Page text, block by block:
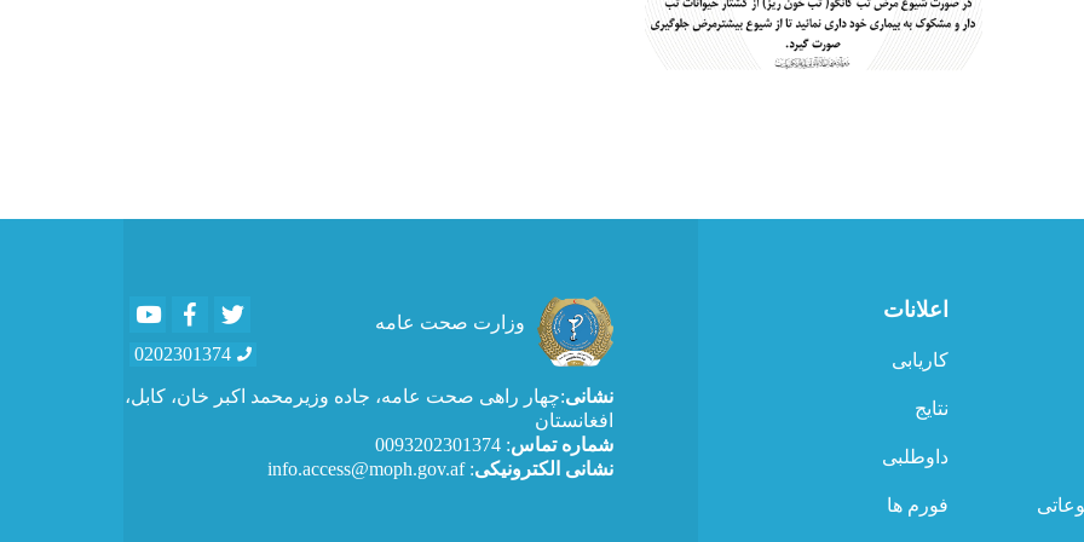
اعلانات
کاریابی
نتایج
داوطلبی
فورم ها
وزارت صحت عامه
YoutubeFacebook
0202301374
نشانی:چهار راهی صحت عامه، جاده وزیرمحمد اکبر خان، کابل،
افغانستان
شماره تماس: 0093202301374
نشانی الکترونیکی: info.access@moph.gov.af